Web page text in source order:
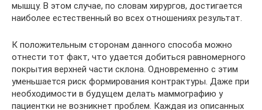
мышцу. В этом случае, по словам хирургов, достигается
наиболее естественный во всех отношениях результат.
К положительным сторонам данного способа можно
отнести тот факт, что удается добиться равномерного
покрытия верхней части склона. Одновременно с этим
уменьшается риск формирования контрактуры. Даже при
необходимости в будущем делать маммографию у
пациентки не возникнет проблем. Каждая из описанных